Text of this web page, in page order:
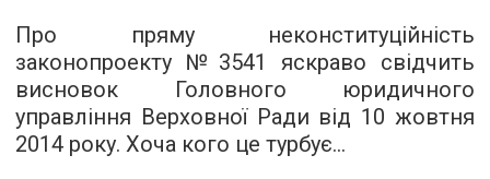
Про пряму неконституційність
законопроекту №3541 яскраво свідчить
висновок Головного юридичного
управління Верховної Ради від 10 жовтня
2014 року. Хоча кого це турбує...